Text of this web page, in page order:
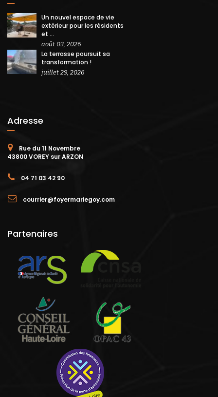
Un nouvel espace de vie
extérieur pour les résidents
et ...
août 03, 2026
La terrasse poursuit sa
transformation !
juillet 29, 2026
Adresse
Rue du 11 Novembre
43800 VOREY sur ARZON
04 71 03 42 90
courrier@foyermariegoy.com
Partenaires